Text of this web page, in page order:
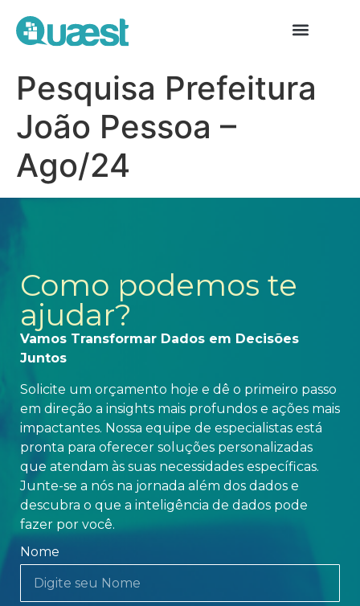
Pesquisa Prefeitura
João Pessoa –
Ago/24
Como podemos te
ajudar?
Vamos Transformar Dados em Decisões
Juntos
Solicite um orçamento hoje e dê o primeiro passo
em direção a insights mais profundos e ações mais
impactantes. Nossa equipe de especialistas está
pronta para oferecer soluções personalizadas
que atendam às suas necessidades específicas.
Junte-se a nós na jornada além dos dados e
descubra o que a inteligência de dados pode
fazer por você.
Nome